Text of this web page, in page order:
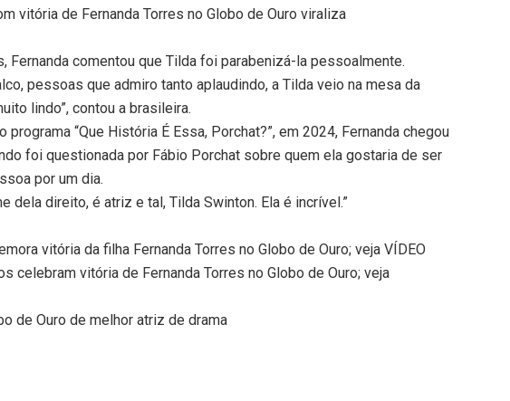
vitória de Fernanda Torres no Globo de Ouro viraliza
Fernanda comentou que Tilda foi parabenizá-la pessoalmente.
pessoas que admiro tanto aplaudindo, a Tilda veio na mesa da
lindo”, contou a brasileira.
programa “Que História É Essa, Porchat?”, em 2024, Fernanda chegou
foi questionada por Fábio Porchat sobre quem ela gostaria de ser
por um dia.
dela direito, é atriz e tal, Tilda Swinton. Ela é incrível.”
vitória da filha Fernanda Torres no Globo de Ouro; veja VÍDEO
celebram vitória de Fernanda Torres no Globo de Ouro; veja
de Ouro de melhor atriz de drama